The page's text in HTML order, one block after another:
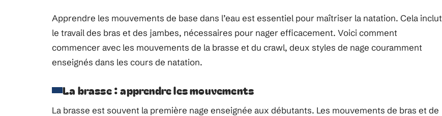
Apprendre les mouvements de base dans l’eau est essentiel pour maîtriser la natation. Cela inclut
le travail des bras et des jambes, nécessaires pour nager efficacement. Voici comment
commencer avec les mouvements de la brasse et du crawl, deux styles de nage couramment
enseignés dans les cours de natation.
La brasse : apprendre les mouvements
La brasse est souvent la première nage enseignée aux débutants. Les mouvements de bras et de